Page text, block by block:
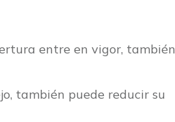
entre en vigor, también
también puede reducir su